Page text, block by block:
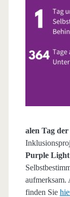
alen Tag
Purple
finden Sie